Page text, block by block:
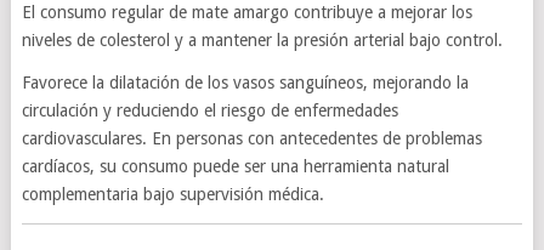
El consumo regular de mate amargo contribuye a mejorar los
niveles de colesterol y a mantener la presión arterial bajo control.
Favorece la dilatación de los vasos sanguíneos, mejorando la
circulación y reduciendo el riesgo de enfermedades
cardiovasculares. En personas con antecedentes de problemas
cardíacos, su consumo puede ser una herramienta natural
complementaria bajo supervisión médica.